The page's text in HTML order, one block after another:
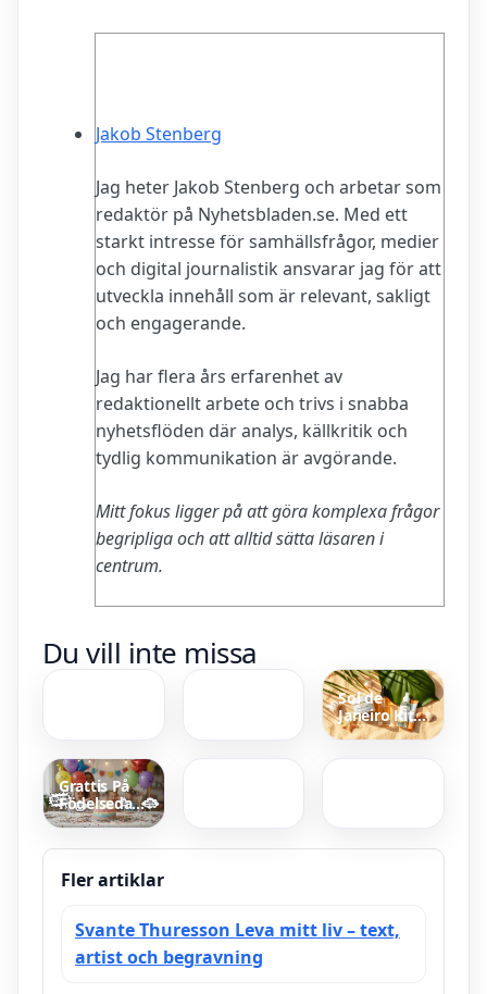
Jakob Stenberg
Jag heter Jakob Stenberg och arbetar som
redaktör på Nyhetsbladen.se. Med ett
starkt intresse för samhällsfrågor, medier
och digital journalistik ansvarar jag för att
utveckla innehåll som är relevant, sakligt
och engagerande.
Jag har flera års erfarenhet av
redaktionellt arbete och trivs i snabba
nyhetsflöden där analys, källkritik och
tydlig kommunikation är avgörande.
Mitt fokus ligger på att göra komplexa frågor
begripliga och att alltid sätta läsaren i
centrum.
Du vill inte missa
– Exakt
Omvandling
Thrones
Rollista –
Sol de
Janeiro Kit –
guide till
Grattis På
Födelsedagen
Rolig –
Till Vänner
Och Barn
En Ball
Groda
Fler artiklar
Svante Thuresson Leva mitt liv – text,
artist och begravning